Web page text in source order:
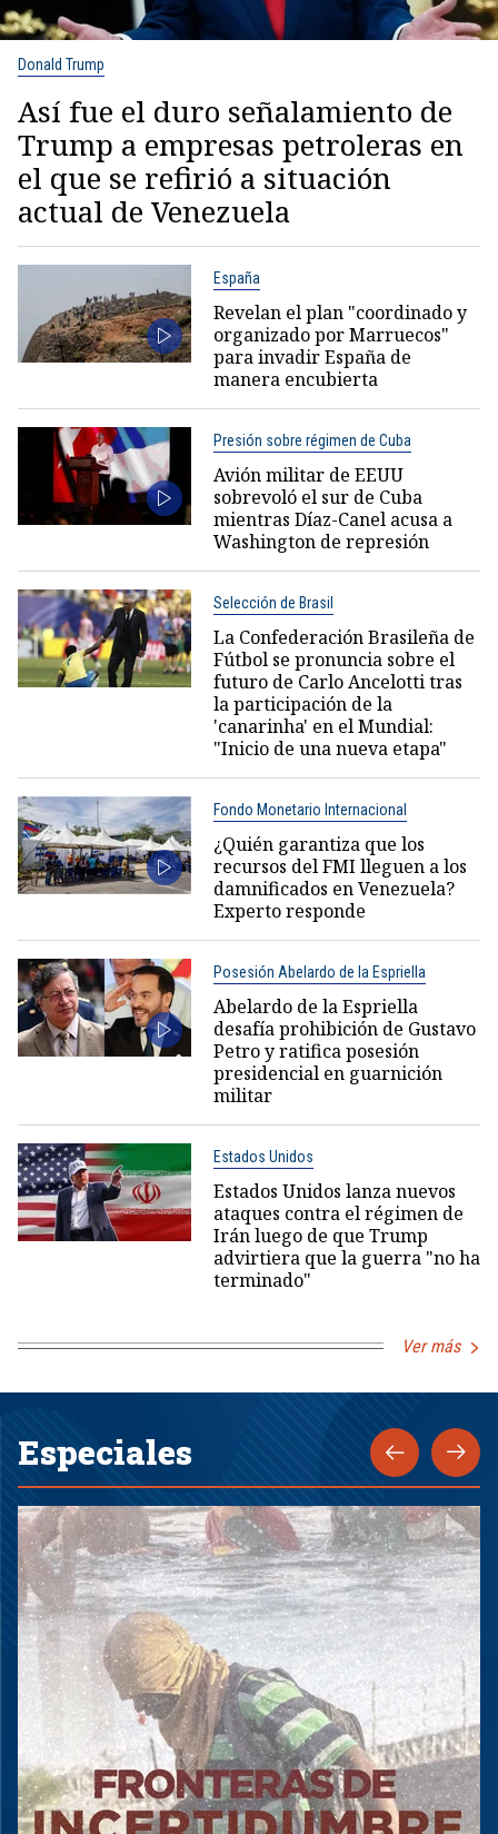
Donald Trump
Así fue el duro señalamiento de
Trump a empresas petroleras en
el que se refirió a situación
actual de Venezuela
España
Revelan el plan "coordinado y
organizado por Marruecos"
para invadir España de
manera encubierta
Presión sobre régimen de Cuba
Avión militar de EEUU
sobrevoló el sur de Cuba
mientras Díaz-Canel acusa a
Washington de represión
Selección de Brasil
La Confederación Brasileña de
Fútbol se pronuncia sobre el
futuro de Carlo Ancelotti tras
la participación de la
'canarinha' en el Mundial:
"Inicio de una nueva etapa"
Fondo Monetario Internacional
¿Quién garantiza que los
recursos del FMI lleguen a los
damnificados en Venezuela?
Experto responde
Posesión Abelardo de la Espriella
Abelardo de la Espriella
desafía prohibición de Gustavo
Petro y ratifica posesión
presidencial en guarnición
militar
Estados Unidos
Estados Unidos lanza nuevos
ataques contra el régimen de
Irán luego de que Trump
advirtiera que la guerra "no ha
terminado"
Ver más
Especiales